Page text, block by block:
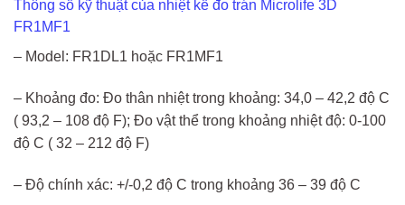
Thông số kỹ thuật của nhiệt kế đo trán Microlife 3D
FR1MF1
– Model: FR1DL1 hoặc FR1MF1
– Khoảng đo: Đo thân nhiệt trong khoảng: 34,0 – 42,2 độ C
( 93,2 – 108 độ F); Đo vật thể trong khoảng nhiệt độ: 0-100
độ C ( 32 – 212 độ F)
– Độ chính xác: +/-0,2 độ C trong khoảng 36 – 39 độ C